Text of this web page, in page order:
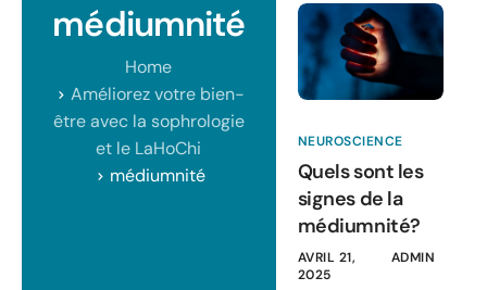
médiumnité
Home
Améliorez votre bien-
être avec la sophrologie
et le LaHoChi
médiumnité
NEUROSCIENCE
Quels sont les
signes de la
médiumnité?
AVRIL 21,
2025
ADMIN